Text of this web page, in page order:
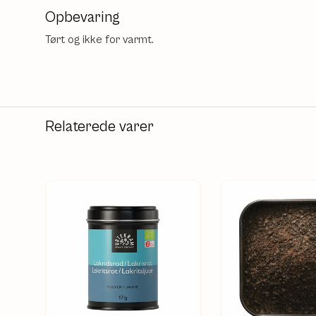
Opbevaring
Tørt og ikke for varmt.
Relaterede varer